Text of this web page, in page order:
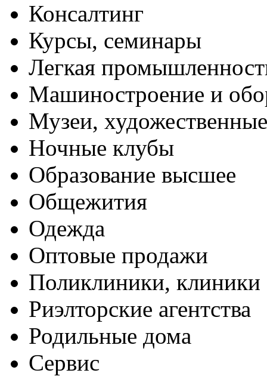
Консалтинг
Курсы, семинары
Легкая
Машиностроение и
Музеи,
Ночные клубы
Образование высшее
Общежития
Одежда
Оптовые продажи
Поликлиники, клиники
Риэлторские агентства
Родильные дома
Сервис